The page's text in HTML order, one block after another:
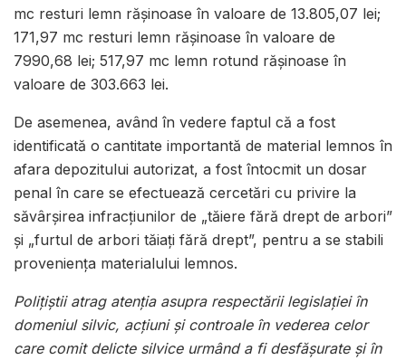
mc resturi lemn rășinoase în valoare de 13.805,07 lei;
171,97 mc resturi lemn rășinoase în valoare de
7990,68 lei; 517,97 mc lemn rotund rășinoase în
valoare de 303.663 lei.
De asemenea, având în vedere faptul că a fost
identificată o cantitate importantă de material lemnos în
afara depozitului autorizat, a fost întocmit un dosar
penal în care se efectuează cercetări cu privire la
săvârșirea infracțiunilor de „tăiere fără drept de arbori”
și „furtul de arbori tăiați fără drept”, pentru a se stabili
proveniența materialului lemnos.
Poliţiştii atrag atenţia asupra respectării legislaţiei în
domeniul silvic, acţiuni şi controale în vederea celor
care comit delicte silvice urmând a fi desfăşurate şi în